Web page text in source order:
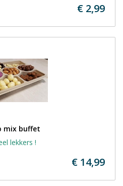
€ 2,99
mix buffet
lekkers !
€ 14,99